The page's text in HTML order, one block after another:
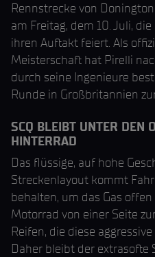
Rennstrecke von
am Freitag, dem 10. Juli, die
ihren Auftakt feiert. Als
Meisterschaft hat Pirelli
durch seine Ingenieure
Runde in Großbritannien
SCQ BLEIBT UNTER DEN
HINTERRAD
Das flüssige, auf hohe
Streckenlayout kommt
behalten, um das Gas
Motorrad von einer Seite
Reifen, die diese
Daher bleibt der extrasofte